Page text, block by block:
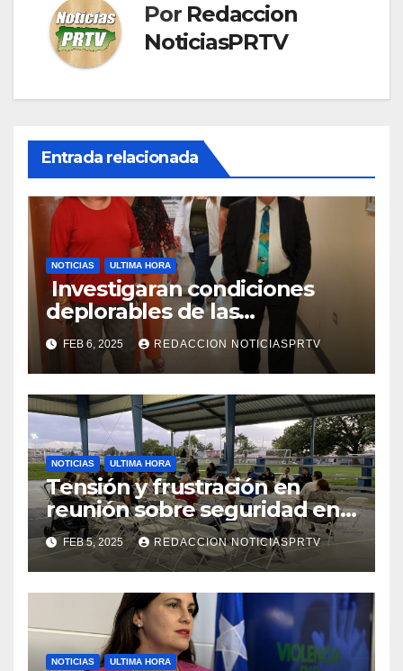
Por Redaccion
NoticiasPRTV
Entrada relacionada
NOTICIAS ULTIMA HORA
Investigaran condiciones
deplorables de las
facilidades el Departamento
de la Salud en Mayagüez
FEB 6, 2025 REDACCION NOTICIASPRTV
NOTICIAS ULTIMA HORA
Tensión y frustración en
reunión sobre seguridad en
Reparto Metropolitano
FEB 5, 2025 REDACCION NOTICIASPRTV
NOTICIAS ULTIMA HORA